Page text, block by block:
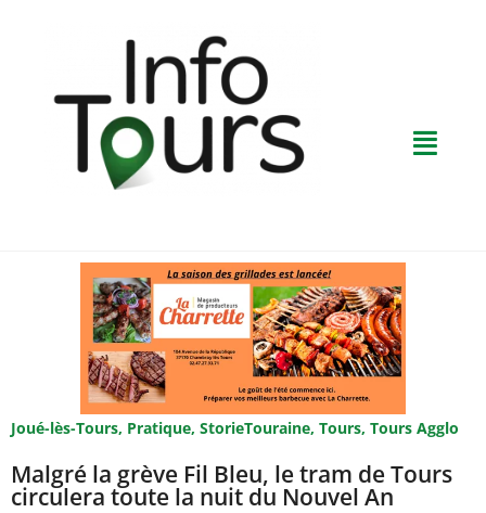
Joué-lès-Tours, Pratique, StorieTouraine, Tours, Tours Agglo
Malgré la grève Fil Bleu, le tram de Tours
circulera toute la nuit du Nouvel An